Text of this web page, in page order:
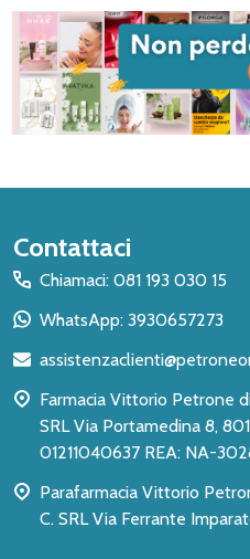
Inizio
del
piè
pagina
Contattaci
Chiamaci: 081 193 030 15
WhatsApp: 3930657273
Farmacia Vittorio Petrone
SRL Via Portamedina 8, 80134 - Napoli NA P.IVA:
01211040637 REA: NA-
Parafarmacia Vittorio
C. SRL Via Ferrante